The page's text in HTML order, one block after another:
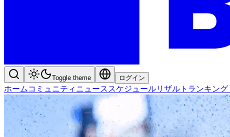
Toggle theme ログイン
ホーム コミュニティ ニュース スケジュールリザルト ランキング